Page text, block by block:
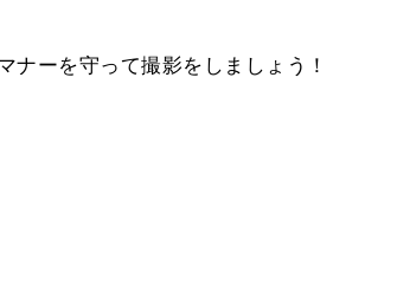
ーを守って撮影をしましょう！